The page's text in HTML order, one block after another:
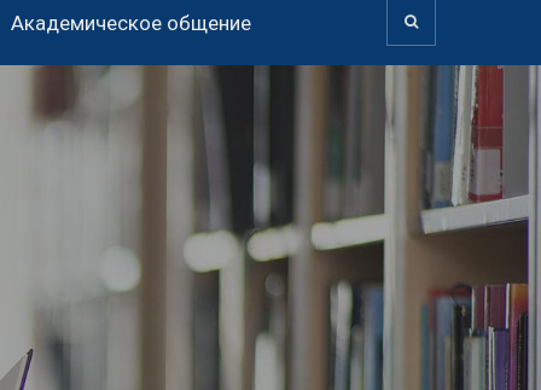
Академическое общение